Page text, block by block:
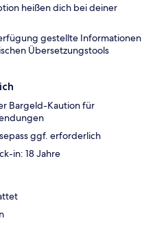
heißen dich bei deiner
gestellte Informationen
Übersetzungstools
Bargeld-Kaution für
ggf. erforderlich
in: 18 Jahre